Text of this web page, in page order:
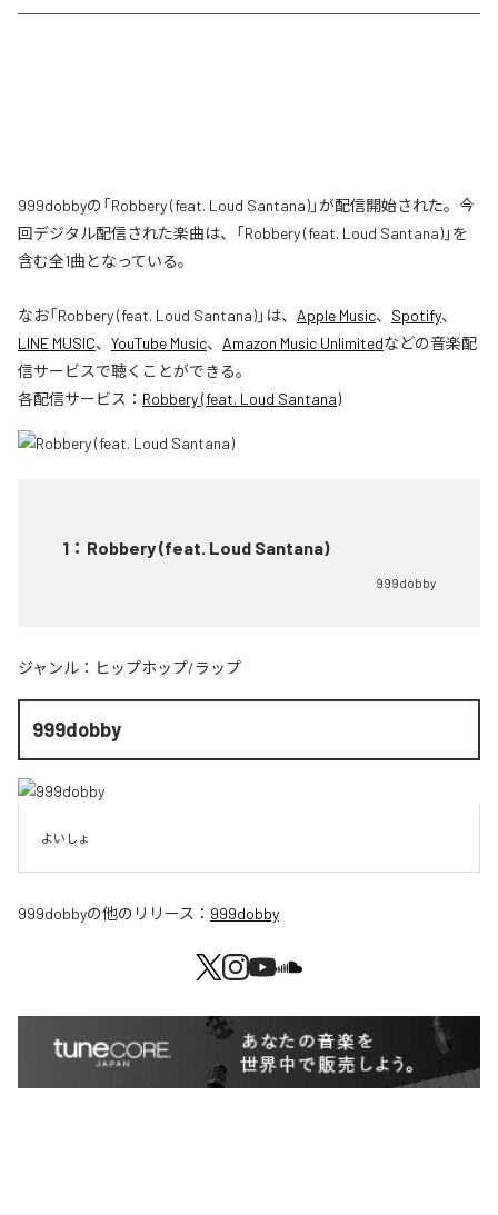
999dobbyの「Robbery (feat. Loud Santana)」が配信開始された。今
回デジタル配信された楽曲は、「Robbery (feat. Loud Santana)」を
含む全1曲となっている。
なお「Robbery (feat. Loud Santana)」は、 Apple Music、 Spotify、
LINE MUSIC、 YouTube Music、 Amazon Music Unlimitedなどの音楽配
信サービスで聴くことができる。
各配信サービス： Robbery (feat. Loud Santana)
1 ： Robbery (feat. Loud Santana)
999dobby
ジャンル： ヒップホップ/ラップ
999dobby
よいしょ
999dobbyの他のリリース： 999dobby